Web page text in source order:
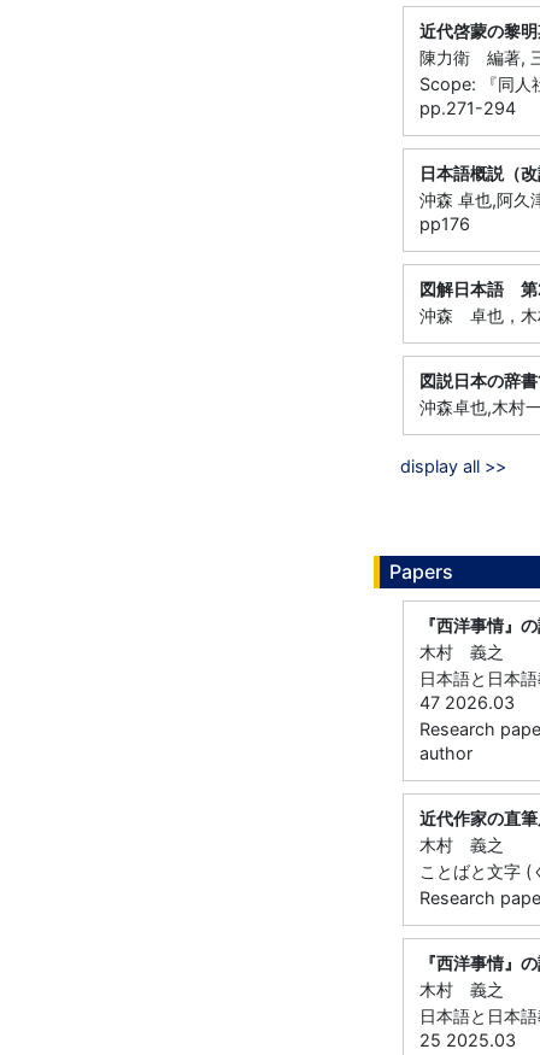
近代啓蒙の黎
陳力衛 編著,
Scope: 『同
pp.271-294
日本語概説（
沖森 卓也,阿久
pp176
図解日本語
沖森 卓也，
図説日本の辞
沖森卓也,木村
display all >>
Papers
『西洋事情』
木村 義之
日本語と日本
47 2026.03
Research
author
近代作家の直
木村 義之
ことばと文字
Research
『西洋事情』
木村 義之
日本語と日本
25 2025.03